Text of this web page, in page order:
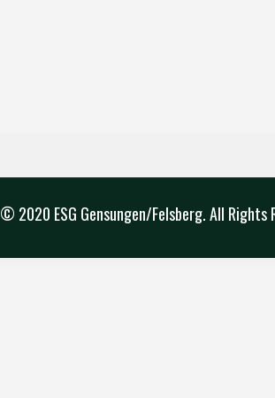
© 2020 ESG Gensungen/Felsberg. All Rights